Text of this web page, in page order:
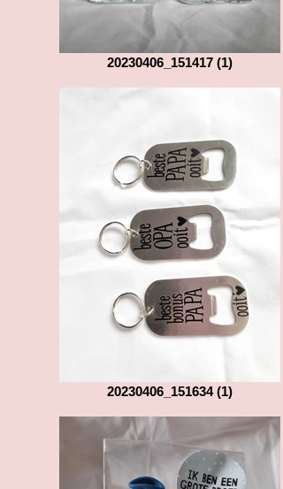
20230406_151417 (1)
20230406_151634 (1)